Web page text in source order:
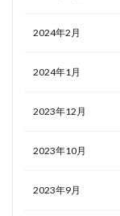
2024年2月
2024年1月
2023年12月
2023年10月
2023年9月